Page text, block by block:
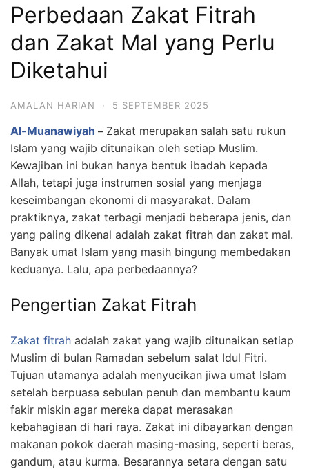
Perbedaan Zakat Fitrah
dan Zakat Mal yang Perlu
Diketahui
AMALAN HARIAN · 5 SEPTEMBER 2025
Al-Muanawiyah – Zakat merupakan salah satu rukun
Islam yang wajib ditunaikan oleh setiap Muslim.
Kewajiban ini bukan hanya bentuk ibadah kepada
Allah, tetapi juga instrumen sosial yang menjaga
keseimbangan ekonomi di masyarakat. Dalam
praktiknya, zakat terbagi menjadi beberapa jenis, dan
yang paling dikenal adalah zakat fitrah dan zakat mal.
Banyak umat Islam yang masih bingung membedakan
keduanya. Lalu, apa perbedaannya?
Pengertian Zakat Fitrah
Zakat fitrah adalah zakat yang wajib ditunaikan setiap
Muslim di bulan Ramadan sebelum salat Idul Fitri.
Tujuan utamanya adalah menyucikan jiwa umat Islam
setelah berpuasa sebulan penuh dan membantu kaum
fakir miskin agar mereka dapat merasakan
kebahagiaan di hari raya. Zakat ini dibayarkan dengan
makanan pokok daerah masing-masing, seperti beras,
gandum, atau kurma. Besarannya setara dengan satu